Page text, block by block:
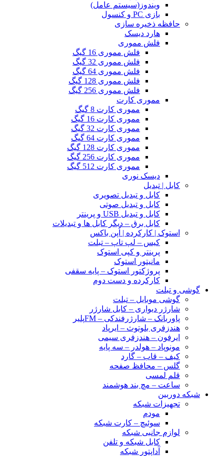
ویندوز(سیستم عامل)
بازی PC و کنسول
حافظه ذخیره سازی
هارد دیسک
فلش مموری
فلش مموری 16 گیگ
فلش مموری 32 گیگ
فلش مموری 64 گیگ
فلش مموری 128 گیگ
فلش مموری 256 گیگ
مموری کارت
مموری کارت 8 گیگ
مموری کارت 16 گیگ
مموری کارت 32 گیگ
مموری کارت 64 گیگ
مموری کارت 128 گیگ
مموری کارت 256 گیگ
مموری کارت 512 گیگ
دیسک نوری
کابل | تبدیل
کابل و تبدیل تصویری
کابل و تبدیل صوتی
کابل و تبدیل USB و پرینتر
کابل برق – دیگر کابل ها و تبدیلات
استوک | کارکرده | اُپن باکس
کیس – لپ تاپ – تبلت
پرینتر و کپی استوک
مانیتور استوک
پروژکتور استوک – پایه سقفی
کارکرده و دست دوم
گوشی و تبلت
گوشی موبایل – تبلت
شارژر دیواری – کابل شارژر
پاوربانک – شارژرفندکی – FMپلیر
هندزفری بلوتوث – ایرپاد
ایرفون – هندزفری سیمی
مونوپاد – هولدر – سه پایه
کیف – قاب – گارد
گلس – محافظ صفحه
قلم لمسی
ساعت – مچ بند هوشمند
شبکه دوربین
تجهیزات شبکه
مودم
سوئیچ – کارت شبکه
لوازم جانبی شبکه
کابل شبکه و تلفن
آداپتور شبکه